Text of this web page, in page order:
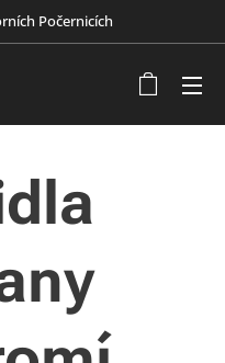
Počernicích